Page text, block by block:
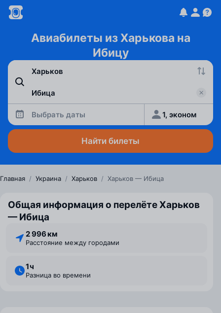
Авиабилеты из Харькова на
Ибицу
Выбрать даты 1, эконом
Найти билеты
Главная / Украина / Харьков / Харьков — Ибица
Общая информация о перелёте Харьков
— Ибица
2 996 км
Расстояние между городами
1 ⁠ч
Разница во времени